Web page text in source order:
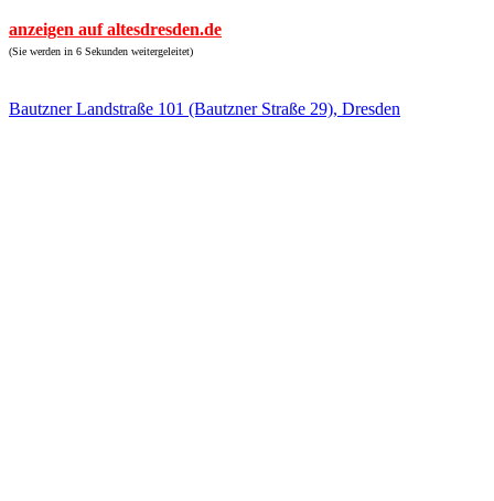
anzeigen auf altesdresden.de
(Sie werden in 6 Sekunden weitergeleitet)
Bautzner Landstraße 101 (Bautzner Straße 29), Dresden